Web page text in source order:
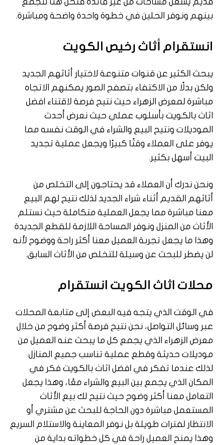
بينهم ونوفر الحلين في خطوة واحدة واضحة ومباشرة.
انستقرام أثاث رخيص الكويت
يبحث الكثير عن قنوات متنوعة لاختيار أثاثهم الجديد
ولكن بدلًا من الاكتفاء بتصفح الصور يمكنهم الاتجاه
مباشرة لمعرض الزهراء حيث نتيح فرصة لاقتناء افضل
اثاث بالكويت بأسلوب عملي حيث نعرض أحدث
الموديلات ونتيح البيع والشراء في الوقت نفسه مما
يوفر على العملاء وقتًا كبيرًا ويجعل عملية تجديد
البيت أسهل بكثير.
ونحن ندرك أن العملاء قد يحتاجون إلى التخلص من
أثاثهم القديم أثناء شراء الجديد لذلك نتيح لهم البيع
معنا مباشرة مما يجعل العملية متكاملة حيث نستلم
الأثاث من المنزل ونوفر المساحة اللازمة للقطع الجديدة
وهذا ما يجعل تجربة العميل معنا أكثر راحة ووضوح لأنه
لن يضطر للبحث عن وسيلة للتخلص من الأثاث السابق.
محلات اثاث الكويت انستقرام
في الوقت الذي يتجه فيه البعض إلى متابعة المحلات
عبر وسائل التواصل، نحن نتيح فرصة أكثر وضوح من خلال
معرض الزهراء الذي يجمع كل ما يبحث عنه العميل من
موديلات حديثة وقطع عملية تناسب جميع المنازل
لذلك عندما تفكر في افضل اثاث بالكويت فكر في
المكان الذي يجمع بين البيع والشراء معًا، وهذا يجعل
التعامل معنا أكثر وضوح حيث نتيح لك بيع الأثاث
المستعمل مباشرة دون الحاجة للبحث عن مشتري أو
الانتظار لفترات طويلة بل نوفر المعاينة والاستلام السريع
وهذا يمنح العميل راحة في كل خطواته بداية من